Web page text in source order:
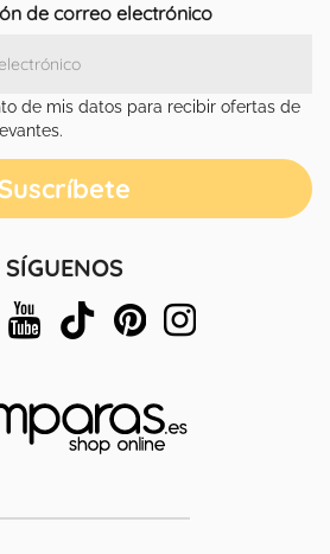
de correo electrónico
de mis datos para recibir ofertas de
SÍGUENOS